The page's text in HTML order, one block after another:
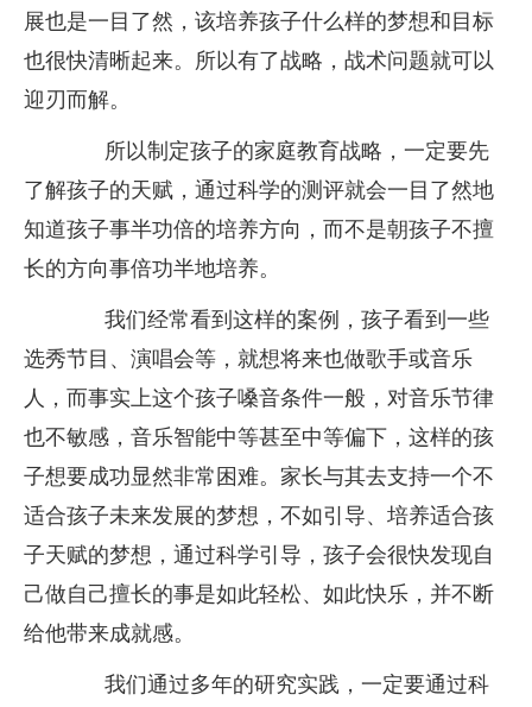
展也是一目了然，该培养孩子什么样的梦想和目标
也很快清晰起来。所以有了战略，战术问题就可以
迎刃而解。
所以制定孩子的家庭教育战略，一定要先
了解孩子的天赋，通过科学的测评就会一目了然地
知道孩子事半功倍的培养方向，而不是朝孩子不擅
长的方向事倍功半地培养。
我们经常看到这样的案例，孩子看到一些
选秀节目、演唱会等，就想将来也做歌手或音乐
人，而事实上这个孩子嗓音条件一般，对音乐节律
也不敏感，音乐智能中等甚至中等偏下，这样的孩
子想要成功显然非常困难。家长与其去支持一个不
适合孩子未来发展的梦想，不如引导、培养适合孩
子天赋的梦想，通过科学引导，孩子会很快发现自
己做自己擅长的事是如此轻松、如此快乐，并不断
给他带来成就感。
我们通过多年的研究实践，一定要通过科